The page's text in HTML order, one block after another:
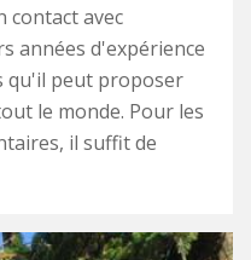
contact avec
années d'expérience
qu'il peut proposer
le monde. Pour les
il suffit de